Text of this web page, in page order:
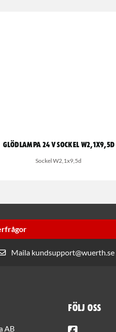
Glödlampa 24 V sockel W2,1x9,5d
Sockel W2,1x9,5d
Maila kundsupport@wuerth.se
AB
Följ oss